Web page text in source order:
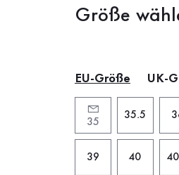
Größe
EU-Größe UK-
35
35.5
39 40